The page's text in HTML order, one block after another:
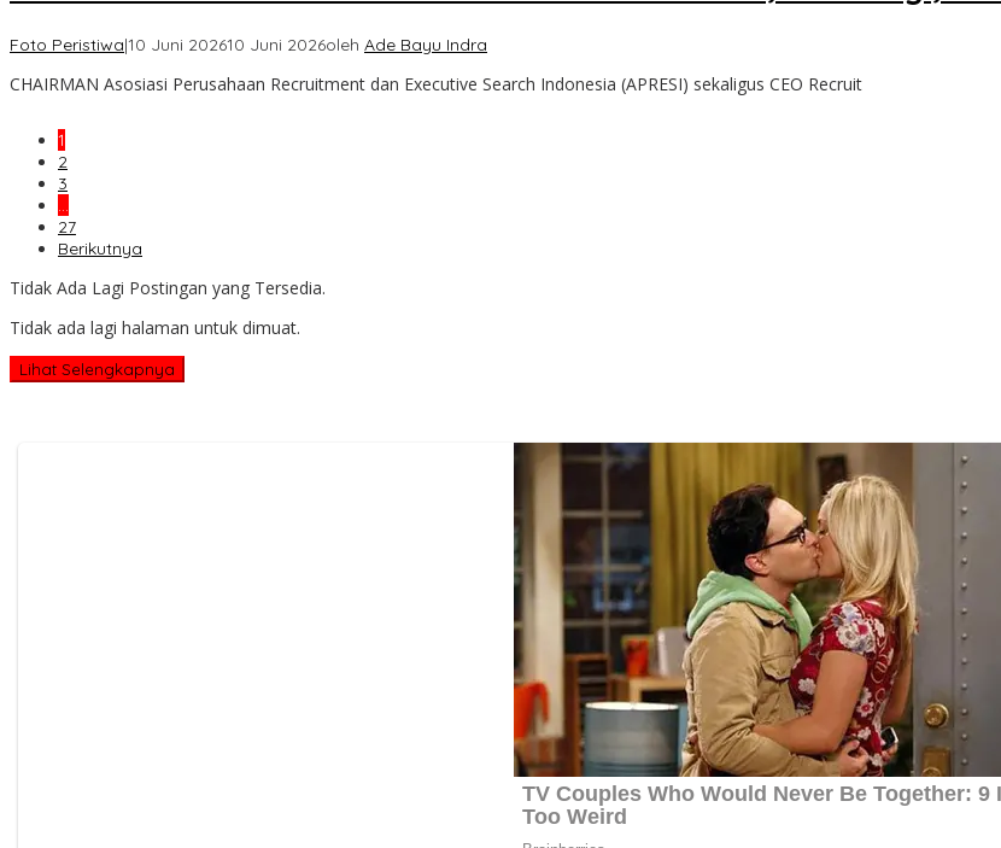
Foto Peristiwa|10 Juni 202610 Juni 2026oleh Ade Bayu Indra
CHAIRMAN Asosiasi Perusahaan Recruitment dan Executive Search Indonesia (APRESI) sekaligus CEO Recruit
1
2
3
27
Berikutnya
Tidak Ada Lagi Postingan yang Tersedia.
Tidak ada lagi halaman untuk dimuat.
Lihat Selengkapnya